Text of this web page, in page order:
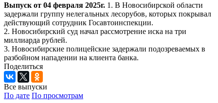
Выпуск от 04 февраля 2025г. 1. В Новосибирской области
задержали группу нелегальных лесорубов, которых покрывал
действующий сотрудник Госавтоинспекции.
2. Новосибирский суд начал рассмотрение иска на три
миллиарда рублей.
3. Новосибирские полицейские задержали подозреваемых в
разбойном нападении на клиента банка.
Поделиться
Все выпуски
По дате По просмотрам